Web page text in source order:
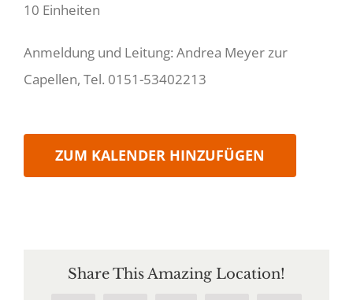
10 Einheiten
Anmeldung und Leitung: Andrea Meyer zur
Capellen, Tel. 0151-53402213
ZUM KALENDER HINZUFÜGEN
Share This Amazing Location!